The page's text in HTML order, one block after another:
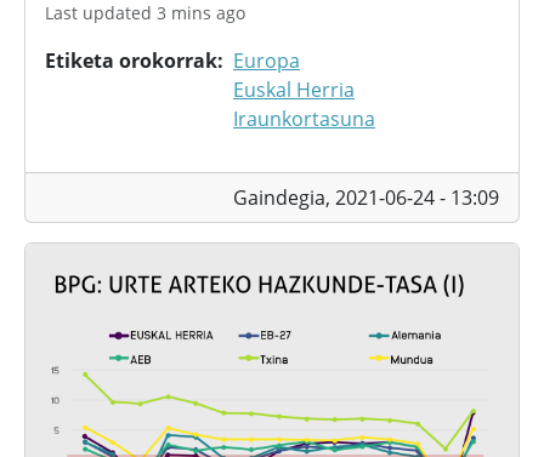
Last updated 3 mins ago
Etiketa orokorrak
Europa
Euskal Herria
Iraunkortasuna
Gaindegia, 2021-06-24 - 13:09